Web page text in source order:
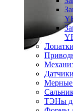
Мерные
ТЭНы